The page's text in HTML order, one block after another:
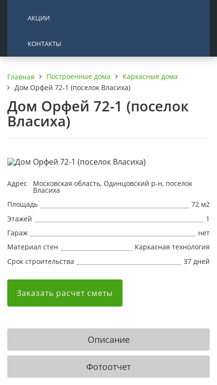
АКЦИИ
КОНТАКТЫ
Главная Построенные дома
Каркасные дома
Дом Орфей 72-1 (поселок Власиха)
Дом Орфей 72-1 (поселок
Власиха)
Адрес Московская область, Одинцовский р-н, поселок
Власиха
Площадь
72 м2
Этажей
1
Гараж
нет
Материал стен
Каркасная технология
Срок строительства
37 дней
Заказать расчет сметы
Описание
Фотоотчет